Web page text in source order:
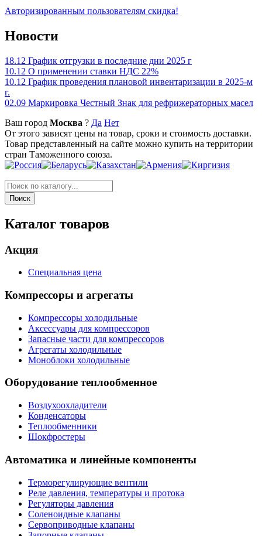
Авторизированным пользователям скидка!
Новости
18.12 График отгрузки в последние дни 2025 г
10.12 О применении ставки НДС 22%
10.12 График проведения плановой инвентаризации в 2025-м
г.
02.09 Маркировка Честный Знак для рефрижераторных масел
Ваш город Москва ? Да Нет
От этого зависят цены на товар, сроки и стоимость доставки.
Товар представленный на сайте можно купить на территории
стран Таможенного союза.
Каталог товаров
Акция
Специальная цена
Компрессоры и агрегаты
Компрессоры холодильные
Аксессуары для компрессоров
Запасные части для компрессоров
Агрегаты холодильные
Моноблоки холодильные
Оборудование теплообменное
Воздухоохладители
Конденсаторы
Теплообменники
Шокфростеры
Автоматика и линейные компоненты
Терморегулирующие вентили
Реле давления, температуры и протока
Регуляторы давления
Соленоидные клапаны
Сервоприводные клапаны